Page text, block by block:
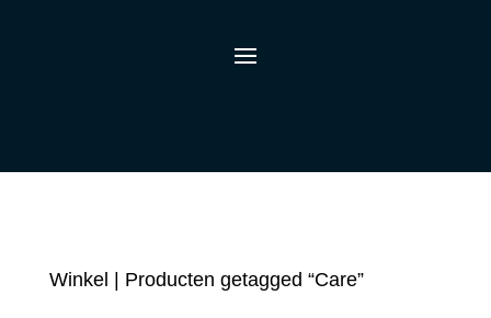
Winkel | Producten getagged “Care”